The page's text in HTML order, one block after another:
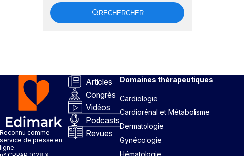
RECHERCHER
Reconnu comme
service de presse en
ligne.
Articles
Congrès
Vidéos
Podcasts
Revues
Domaines thérapeutiques
Cardiologie
Cardiorénal et Métabolisme
Dermatologie
Gynécologie
Hématologie